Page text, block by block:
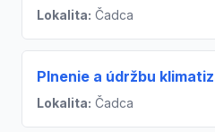
Lokalita: Čadca
Plnenie a údržbu
Lokalita: Čadca